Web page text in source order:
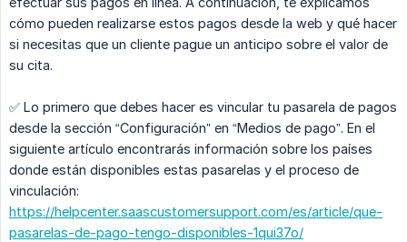
cómo pueden realizarse estos pagos desde la web y qué hacer
si necesitas que un cliente pague un anticipo sobre el valor de
su cita.
✅ Lo primero que debes hacer es vincular tu pasarela de pagos
desde la sección “Configuración” en “Medios de pago”. En el
siguiente artículo encontrarás información sobre los países
donde están disponibles estas pasarelas y el proceso de
vinculación:
https://helpcenter.saascustomersupport.com/es/article/que-
pasarelas-de-pago-tengo-disponibles-1qui37o/